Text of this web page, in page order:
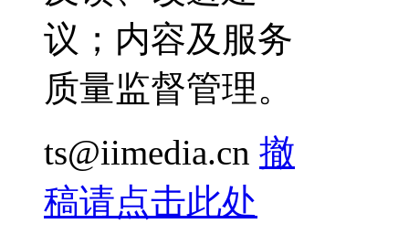
议；内容及服务
质量监督管理。
ts@iimedia.cn 撤
稿请点击此处